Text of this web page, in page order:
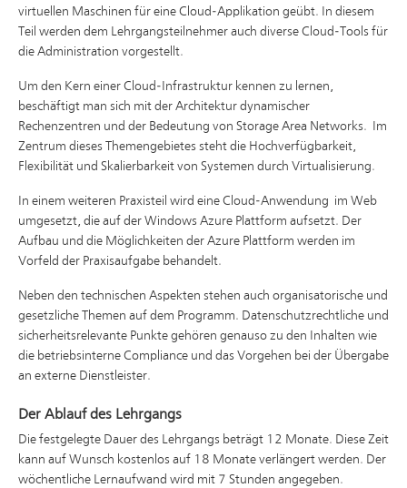
virtuellen Maschinen für eine Cloud-Applikation geübt. In diesem
Teil werden dem Lehrgangsteilnehmer auch diverse Cloud-Tools für
die Administration vorgestellt.
Um den Kern einer Cloud-Infrastruktur kennen zu lernen,
beschäftigt man sich mit der Architektur dynamischer
Rechenzentren und der Bedeutung von Storage Area Networks. Im
Zentrum dieses Themengebietes steht die Hochverfügbarkeit,
Flexibilität und Skalierbarkeit von Systemen durch Virtualisierung.
In einem weiteren Praxisteil wird eine Cloud-Anwendung im Web
umgesetzt, die auf der Windows Azure Plattform aufsetzt. Der
Aufbau und die Möglichkeiten der Azure Plattform werden im
Vorfeld der Praxisaufgabe behandelt.
Neben den technischen Aspekten stehen auch organisatorische und
gesetzliche Themen auf dem Programm. Datenschutzrechtliche und
sicherheitsrelevante Punkte gehören genauso zu den Inhalten wie
die betriebsinterne Compliance und das Vorgehen bei der Übergabe
an externe Dienstleister.
Der Ablauf des Lehrgangs
Die festgelegte Dauer des Lehrgangs beträgt 12 Monate. Diese Zeit
kann auf Wunsch kostenlos auf 18 Monate verlängert werden. Der
wöchentliche Lernaufwand wird mit 7 Stunden angegeben.